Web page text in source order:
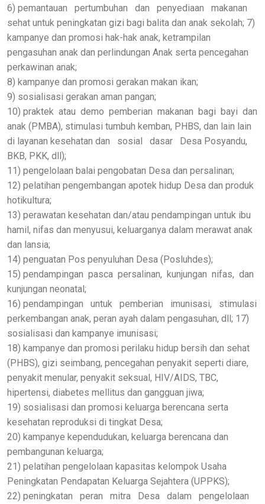
6) pemantauan pertumbuhan dan penyediaan makanan
sehat untuk peningkatan gizi bagi balita dan anak sekolah; 7)
kampanye dan promosi hak-hak anak, ketrampilan
pengasuhan anak dan perlindungan Anak serta pencegahan
perkawinan anak;
8) kampanye dan promosi gerakan makan ikan;
9) sosialisasi gerakan aman pangan;
10) praktek atau demo pemberian makanan bagi bayi dan
anak (PMBA), stimulasi tumbuh kemban, PHBS, dan lain lain
di layanan kesehatan dan sosial dasar Desa Posyandu,
BKB, PKK, dll);
11) pengelolaan balai pengobatan Desa dan persalinan;
12) pelatihan pengembangan apotek hidup Desa dan produk
hotikultura;
13) perawatan kesehatan dan/atau pendampingan untuk ibu
hamil, nifas dan menyusui, keluarganya dalam merawat anak
dan lansia;
14) penguatan Pos penyuluhan Desa (Posluhdes);
15) pendampingan pasca persalinan, kunjungan nifas, dan
kunjungan neonatal;
16) pendampingan untuk pemberian imunisasi, stimulasi
perkembangan anak, peran ayah dalam pengasuhan, dll; 17)
sosialisasi dan kampanye imunisasi;
18) kampanye dan promosi perilaku hidup bersih dan sehat
(PHBS), gizi seimbang, pencegahan penyakit seperti diare,
penyakit menular, penyakit seksual, HIV/AIDS, TBC,
hipertensi, diabetes mellitus dan gangguan jiwa;
19) sosialisasi dan promosi keluarga berencana serta
kesehatan reproduksi di tingkat Desa;
20) kampanye kependudukan, keluarga berencana dan
pembangunan keluarga;
21) pelatihan pengelolaan kapasitas kelompok Usaha
Peningkatan Pendapatan Keluarga Sejahtera (UPPKS);
22) peningkatan peran mitra Desa dalam pengelolaan